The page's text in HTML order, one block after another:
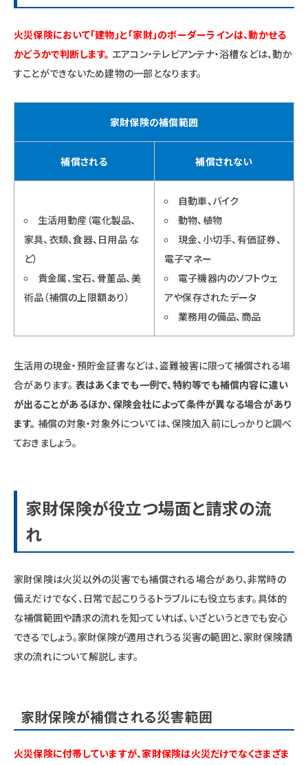
火災保険において「建物」と「家財」のボーダーラインは、動かせる
かどうかで判断します。 エアコン・テレビアンテナ・浴槽などは、動か
すことができないため建物の一部となります。
家財保険の補償範囲
補償される 補償されない
生活用動産（電化製品、
家具、衣類、食器、日用品 な
ど）
貴金属、宝石、骨董品、美
術品（補償の上限額あり）
自動車、バイク
動物、植物
現金、小切手、有価証券、
電子マネー
電子機器内のソフトウェ
アや保存されたデータ
業務用の備品、商品
生活用の現金・預貯金証書などは、盗難被害に限って補償される場
合があります。 表はあくまでも一例で、特約等でも補償内容に違い
が出ることがあるほか、保険会社によって条件が異なる場合があり
ます。 補償の対象・対象外については、保険加入前にしっかりと調べ
ておきましょう。
家財保険が役立つ場面と請求の流
れ
家財保険は火災以外の災害でも補償される場合があり、非常時の
備えだけでなく、日常で起こりうるトラブルにも役立ちます。具体的
な補償範囲や請求の流れを知っていれば、いざというときでも安心
できるでしょう。家財保険が適用されうる災害の範囲と、家財保険請
求の流れについて解説します。
家財保険が補償される災害範囲
火災保険に付帯していますが、家財保険は火災だけでなくさまざま